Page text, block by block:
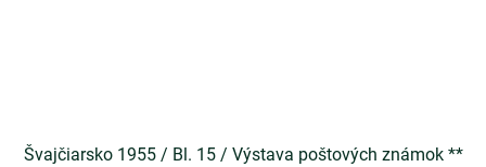
Švajčiarsko 1955 / Bl. 15 / Výstava poštových známok **